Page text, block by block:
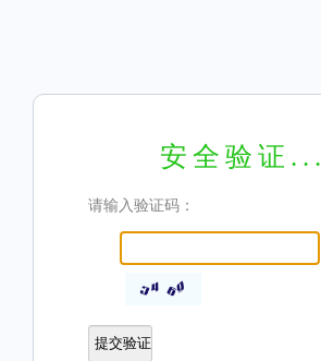
安全验证...
请输入验证码：